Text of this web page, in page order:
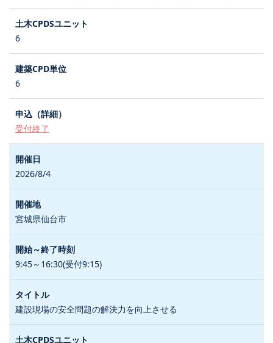
6
6
受付終了
2026/8/4
宮城県仙台市
9:45～16:30(受付9:15)
建設現場の安全問題の解決力を向上させる